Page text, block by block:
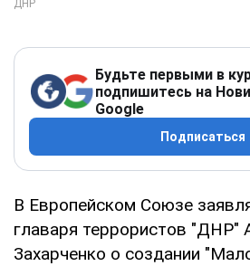
Будьте первыми в
подпишитесь на
Google
Подписаться
В Европейском Союзе
главаря террористов "ДНР"
Захарченко о создании